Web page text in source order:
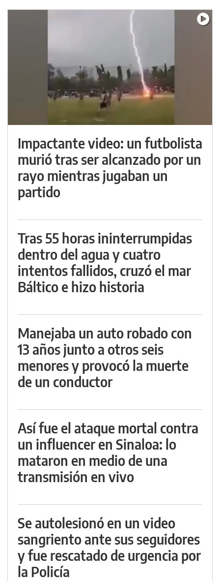
Impactante video: un futbolista
murió tras ser alcanzado por un
rayo mientras jugaban un
partido
Tras 55 horas ininterrumpidas
dentro del agua y cuatro
intentos fallidos, cruzó el mar
Báltico e hizo historia
Manejaba un auto robado con
13 años junto a otros seis
menores y provocó la muerte
de un conductor
Así fue el ataque mortal contra
un influencer en Sinaloa: lo
mataron en medio de una
transmisión en vivo
Se autolesionó en un video
sangriento ante sus seguidores
y fue rescatado de urgencia por
la Policía